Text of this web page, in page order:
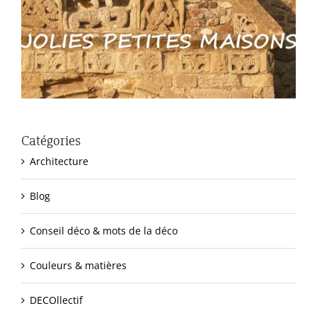
Catégories
Architecture
Blog
Conseil déco & mots de la déco
Couleurs & matières
DECOllectif